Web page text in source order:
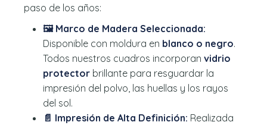
paso de los años:
🖼️ Marco de Madera Seleccionada:
Disponible con moldura en blanco o negro.
Todos nuestros cuadros incorporan vidrio
protector brillante para resguardar la
impresión del polvo, las huellas y los rayos
del sol.
📄 Impresión de Alta Definición: Realizada